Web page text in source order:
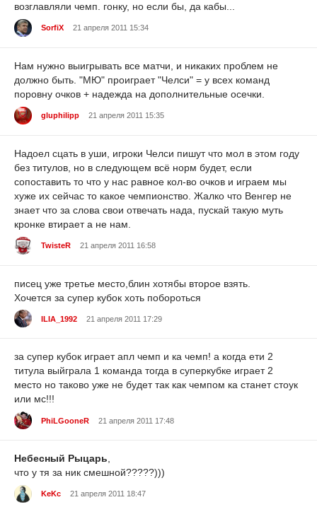
возглавляли чемп. гонку, но если бы, да кабы...
SorfiX 21 апреля 2011 15:34
Нам нужно выигрывать все матчи, и никаких проблем не
должно быть. "МЮ" проиграет "Челси" = у всех команд
поровну очков + надежда на дополнительные осечки.
gluphilipp 21 апреля 2011 15:35
Надоел сцать в уши, игроки Челси пишут что мол в этом году
без титулов, но в следующем всё норм будет, если
сопоставить то что у нас равное кол-во очков и играем мы
хуже их сейчас то какое чемпионство. Жалко что Венгер не
знает что за слова свои отвечать нада, пускай такую муть
кронке втирает а не нам.
TwisteR 21 апреля 2011 16:58
писец уже третье место,блин хотябы второе взять.
Хочется за супер кубок хоть побороться
ILIA_1992 21 апреля 2011 17:29
за супер кубок играет апл чемп и ка чемп! а когда ети 2
титула выйграла 1 команда тогда в суперкубке играет 2
место но таково уже не будет так как чемпом ка станет стоук
или мс!!!
PhiLGooneR 21 апреля 2011 17:48
Небесный Рыцарь,
что у тя за ник смешной?????)))
KeKc 21 апреля 2011 18:47